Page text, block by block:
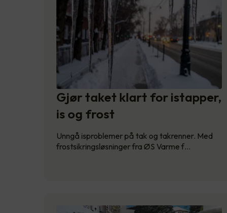
Gjør taket klart for istapper,
is og frost
Unngå isproblemer på tak og takrenner. Med
frostsikringsløsninger fra ØS Varme f…